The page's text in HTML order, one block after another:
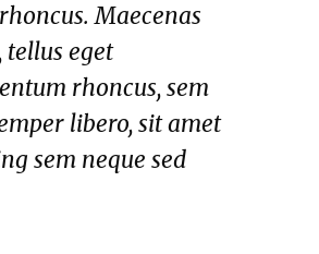
Maecenas
tellus eget
rhoncus, sem
libero, sit amet
sem neque sed